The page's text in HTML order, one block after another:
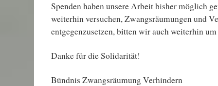
Spenden haben unsere Arbeit bisher möglich
weiterhin versuchen, Zwangsräumungen und
entgegenzusetzen, bitten wir auch weiterhin um
Danke für die Solidarität!
Bündnis Zwangsräumung Verhindern